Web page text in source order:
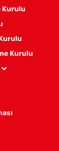
Kurulu
Kurulu